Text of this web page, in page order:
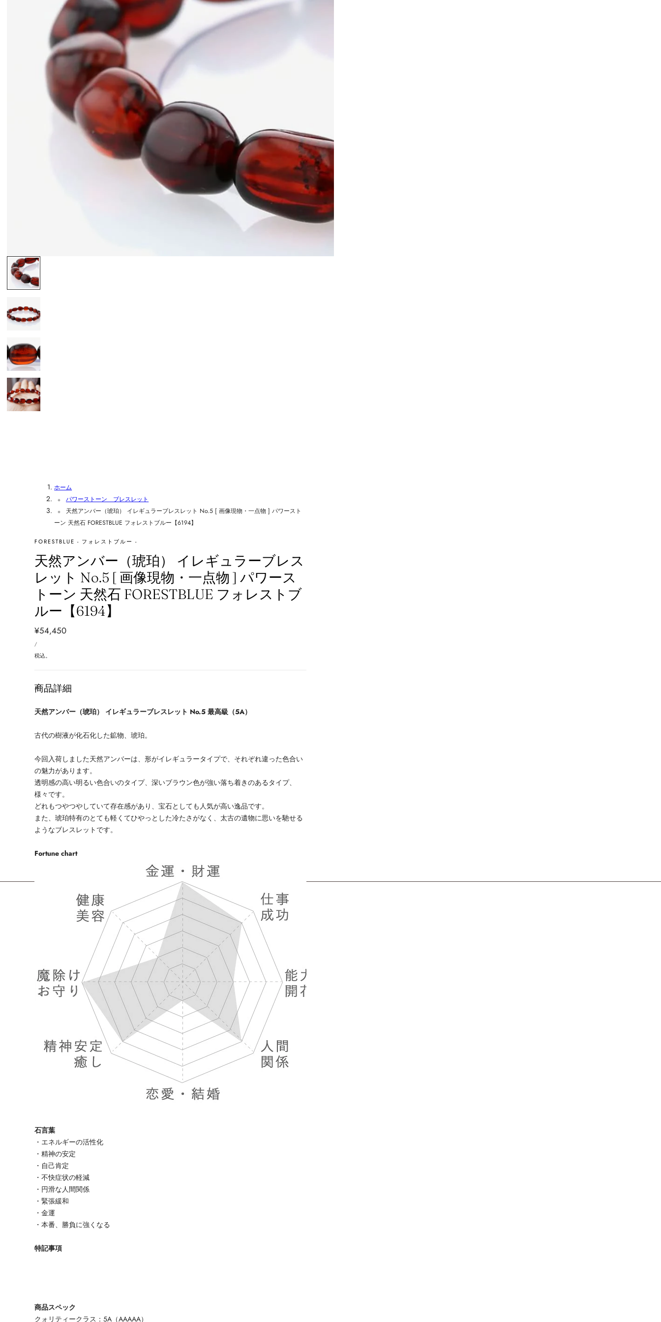
ホーム
パワーストーン ブレスレット
天然アンバー（琥珀） イレギュラーブレスレット No.5 [ 画像現物・一点物 ] パワースト
ーン 天然石 FORESTBLUE フォレストブルー【6194】
FORESTBLUE - フォレストブルー -
天然アンバー（琥珀） イレギュラーブレス
レット No.5 [ 画像現物・一点物 ] パワース
トーン 天然石 FORESTBLUE フォレストブ
ルー【6194】
通
常
価
¥54,450
価/あ
り
税込。
商品詳細
天然アンバー（琥珀） イレギュラーブレスレット No.5 最高級（5A）
古代の樹液が化石化した鉱物、琥珀。
今回入荷しました天然アンバーは、形がイレギュラータイプで、それぞれ違った色合い
の魅力があります。
透明感の高い明るい色合いのタイプ、深いブラウン色が強い落ち着きのあるタイプ、
様々です。
どれもつやつやしていて存在感があり、宝石としても人気が高い逸品です。
また、琥珀特有のとても軽くてひやっとした冷たさがなく、太古の遺物に思いを馳せる
ようなブレスレットです。
Fortune chart
石言葉
・エネルギーの活性化
・精神の安定
・自己肯定
・不快症状の軽減
・円滑な人間関係
・緊張緩和
・金運
・本番、勝負に強くなる
特記事項
商品スペック
クォリティークラス：5A（AAAAA）